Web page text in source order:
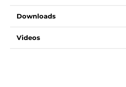
Downloads
Videos